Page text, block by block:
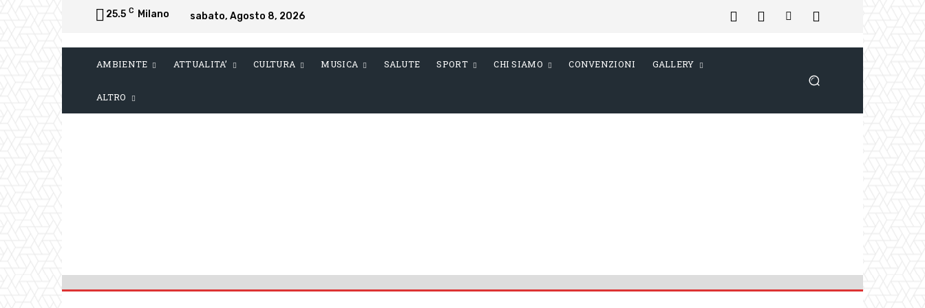
25.5 C Milano sabato, Agosto 8, 2026
AMBIENTE ATTUALITA’ CULTURA MUSICA SALUTE SPORT CHI SIAMO CONVENZIONI GALLERY
ALTRO